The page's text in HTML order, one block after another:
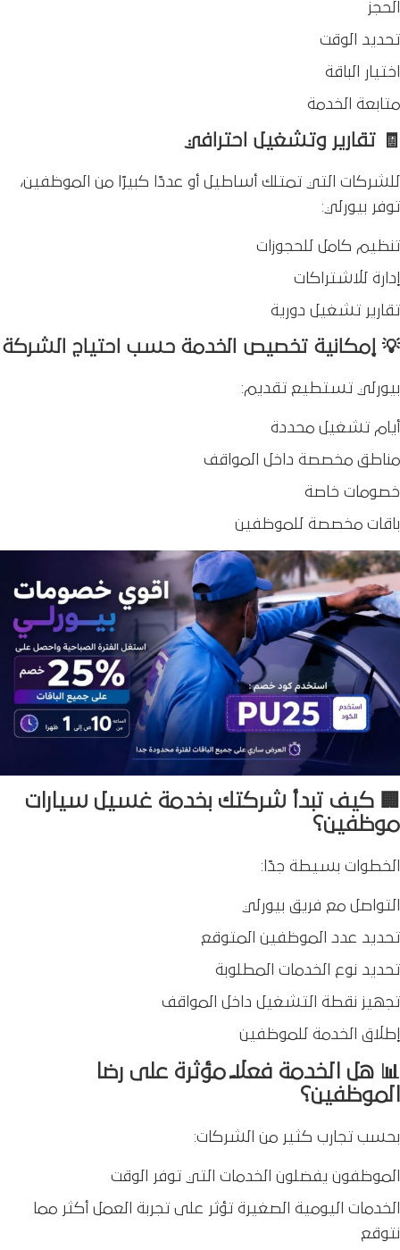
الحجز
تحديد الوقت
اختيار الباقة
متابعة الخدمة
🧾 تقارير وتشغيل احترافي
للشركات التي تمتلك أساطيل أو عددًا كبيرًا من الموظفين،
توفر بيورلي:
تنظيم كامل للحجوزات
إدارة للاشتراكات
تقارير تشغيل دورية
💡 إمكانية تخصيص الخدمة حسب احتياج الشركة
بيورلي تستطيع تقديم:
أيام تشغيل محددة
مناطق مخصصة داخل المواقف
خصومات خاصة
باقات مخصصة للموظفين
🏢 كيف تبدأ شركتك بخدمة غسيل سيارات
موظفين؟
الخطوات بسيطة جدًا:
التواصل مع فريق بيورلي
تحديد عدد الموظفين المتوقع
تحديد نوع الخدمات المطلوبة
تجهيز نقطة التشغيل داخل المواقف
إطلاق الخدمة للموظفين
📊 هل الخدمة فعلاً مؤثرة على رضا
الموظفين؟
بحسب تجارب كثير من الشركات:
الموظفون يفضلون الخدمات التي توفر الوقت
الخدمات اليومية الصغيرة تؤثر على تجربة العمل أكثر مما
نتوقع